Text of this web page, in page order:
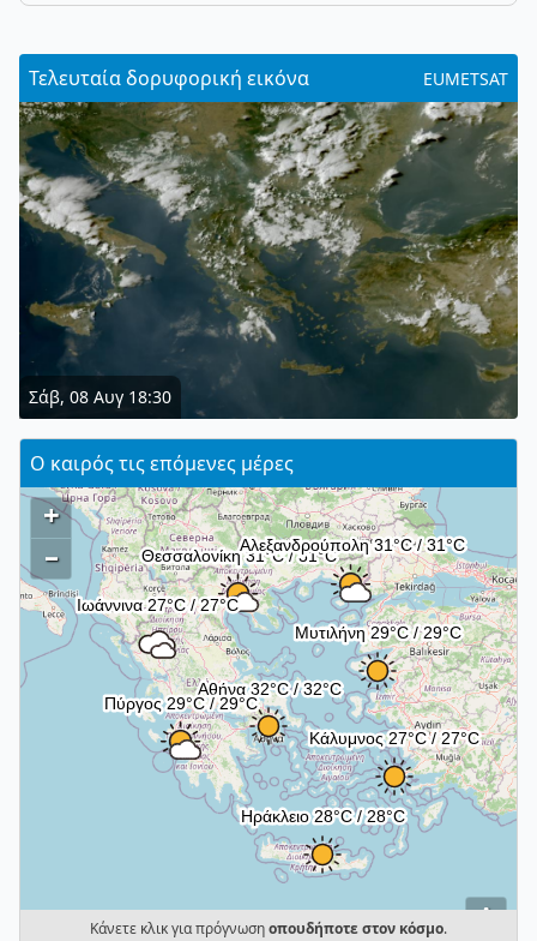
Τελευταία δορυφορική εικόνα EUMETSAT
Σάβ, 08 Αυγ 18:30
Ο καιρός τις επόμενες μέρες
i
+
–
Κάνετε κλικ για πρόγνωσηοπουδήποτε στον κόσμο.